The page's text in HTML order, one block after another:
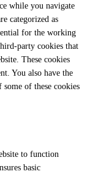
while you navigate
categorized as
for the working
party cookies that
These cookies
You also have the
of these cookies
to function
basic